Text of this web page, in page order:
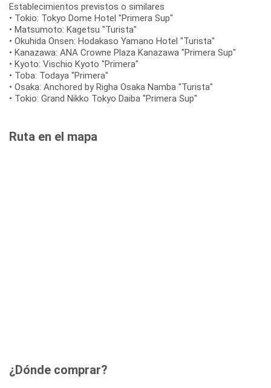
Establecimientos previstos o similares
• Tokio: Tokyo Dome Hotel "Primera Sup"
• Matsumoto: Kagetsu "Turista"
• Okuhida Onsen: Hodakaso Yamano Hotel "Turista"
• Kanazawa: ANA Crowne Plaza Kanazawa "Primera Sup"
• Kyoto: Vischio Kyoto "Primera"
• Toba: Todaya "Primera"
• Osaka: Anchored by Righa Osaka Namba "Turista"
• Tokio: Grand Nikko Tokyo Daiba "Primera Sup"
Ruta en el mapa
¿Dónde comprar?